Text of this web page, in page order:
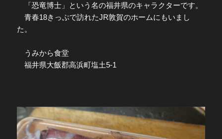
「恐竜博士」という名の福井県のキャラクターです。
青春18きっぷで訪れたJR敦賀のホームにもいまし
た。
うみから食堂
福井県⼤飯郡⾼浜町塩⼟5-1